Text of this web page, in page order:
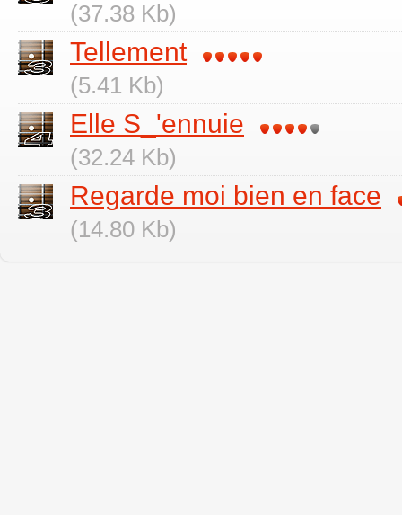
(37.38 Kb)
Tellement
(5.41 Kb)
Elle S_'ennuie
(32.24 Kb)
Regarde moi bien en face
(14.80 Kb)